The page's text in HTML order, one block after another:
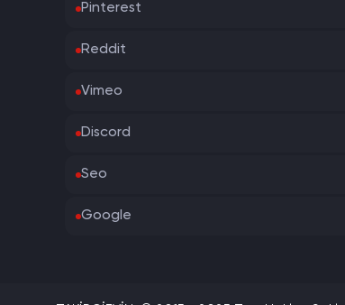
Pinterest
Reddit
Vimeo
Discord
Seo
Google